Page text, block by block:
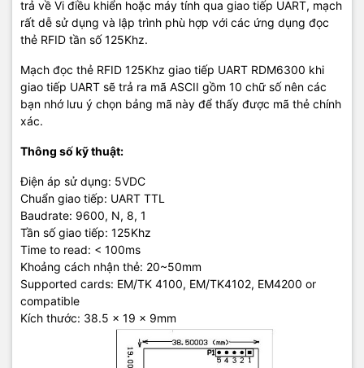
trả về Vi điều khiển hoặc máy tính qua giao tiếp UART, mạch
rất dễ sử dụng và lập trình phù hợp với các ứng dụng đọc
thẻ RFID tần số 125Khz.
Mạch đọc thẻ RFID 125Khz giao tiếp UART RDM6300 khi
giao tiếp UART sẽ trả ra mã ASCII gồm 10 chữ số nên các
bạn nhớ lưu ý chọn bảng mã này để thấy được mã thẻ chính
xác.
Thông số kỹ thuật:
Điện áp sử dụng: 5VDC
Chuẩn giao tiếp: UART TTL
Baudrate: 9600, N, 8, 1
Tần số giao tiếp: 125Khz
Time to read: < 100ms
Khoảng cách nhận thẻ: 20~50mm
Supported cards: EM/TK 4100, EM/TK4102, EM4200 or
compatible
Kích thước: 38.5 x 19 x 9mm